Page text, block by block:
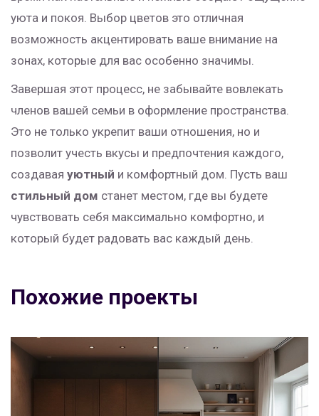
уюта и покоя. Выбор цветов это отличная
возможность акцентировать ваше внимание на
зонах, которые для вас особенно значимы.
Завершая этот процесс, не забывайте вовлекать
членов вашей семьи в оформление пространства.
Это не только укрепит ваши отношения, но и
позволит учесть вкусы и предпочтения каждого,
создавая уютный и комфортный дом. Пусть ваш
стильный дом станет местом, где вы будете
чувствовать себя максимально комфортно, и
который будет радовать вас каждый день.
Похожие проекты